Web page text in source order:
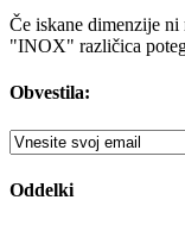
Če iskane dimenzije
"INOX" različica
Obvestila:
Oddelki